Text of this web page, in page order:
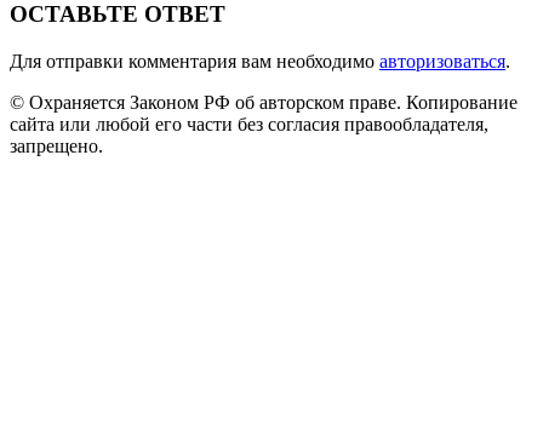
ОСТАВЬТЕ ОТВЕТ
Для отправки комментария вам необходимо авторизоваться.
© Охраняется Законом РФ об авторском праве. Копирование
сайта или любой его части без согласия правообладателя,
запрещено.